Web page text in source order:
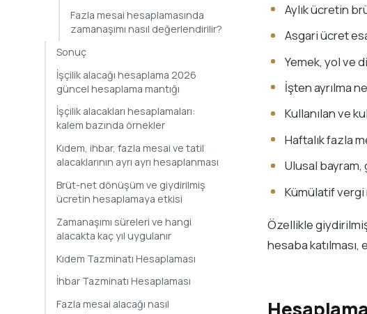
Fazla mesai hesaplamasında
zamanaşımı nasıl değerlendirilir?
Sonuç
İşçilik alacağı hesaplama 2026
güncel hesaplama mantığı
İşçilik alacakları hesaplamaları:
kalem bazında örnekler
Kıdem, ihbar, fazla mesai ve tatil
alacaklarının ayrı ayrı hesaplanması
Brüt-net dönüşüm ve giydirilmiş
ücretin hesaplamaya etkisi
Zamanaşımı süreleri ve hangi
alacakta kaç yıl uygulanır
Kıdem Tazminatı Hesaplaması
İhbar Tazminatı Hesaplaması
Fazla mesai alacağı nasıl
Aylık ücretin
Asgari ücret
Yemek, yol ve
İşten ayrılma
Kullanılan ve
Haftalık fazla
Ulusal
Kümülatif vergi
Özellikle
hesaba katılması,